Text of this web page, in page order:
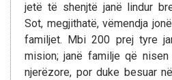
jetë të shenjtë janë lindur
Sot, megjithatë, vëmendja
familjet. Mbi 200 prej tyre
mision; janë familje që
njerëzore, por duke besuar